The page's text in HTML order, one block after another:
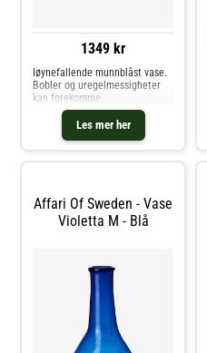
1349 kr
Les mer her
Iøynefallende munnblåst vase.
Bobler og uregelmessigheter
kan forekomme.
Affari Of Sweden - Vase
Violetta M - Blå